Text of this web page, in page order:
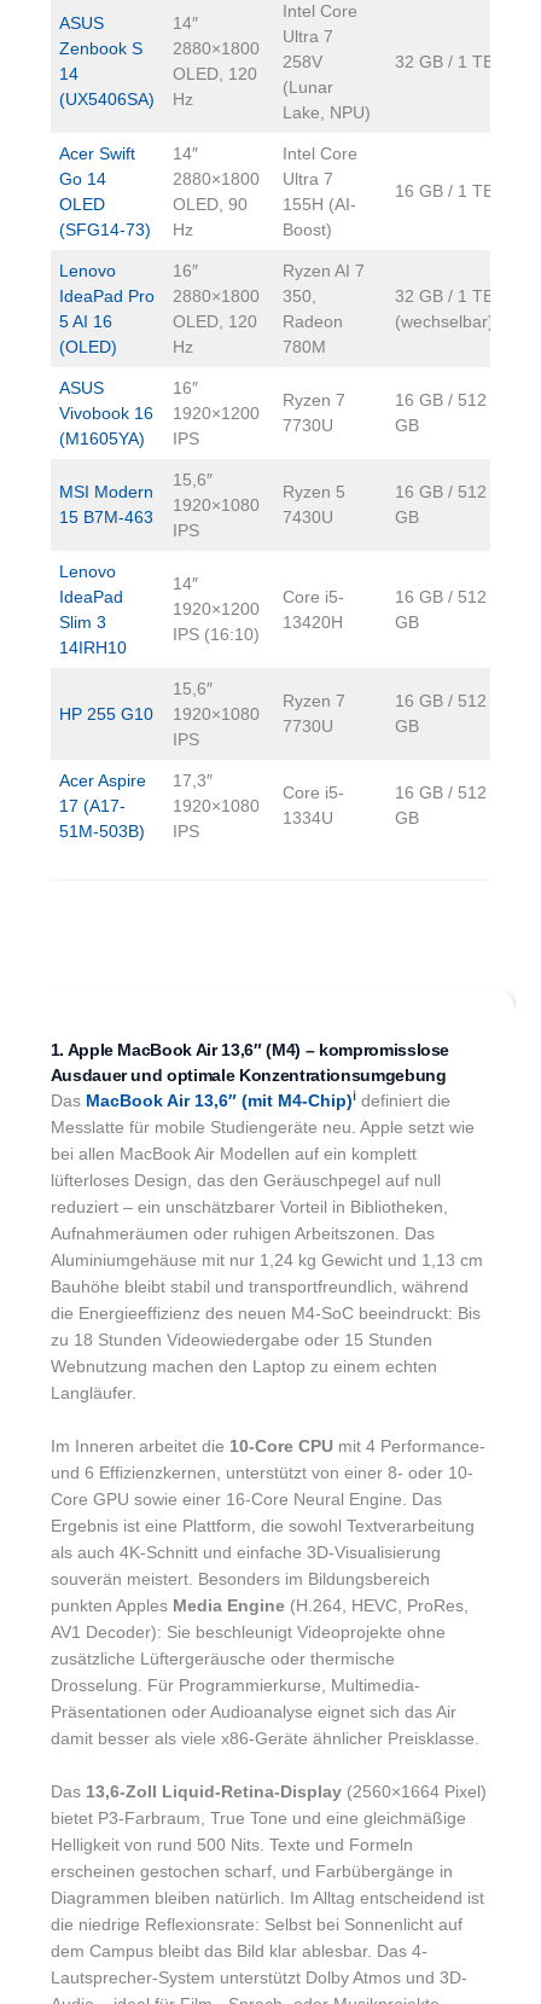
ASUS
Zenbook S
14
(UX5406SA)
14″
2880×1800
OLED, 120
Hz
Intel Core
Ultra 7
258V
(Lunar
Lake, NPU)
32 GB / 1 TB
Acer Swift
Go 14
OLED
(SFG14-73)
14″
2880×1800
OLED, 90
Hz
Intel Core
Ultra 7
155H (AI-
Boost)
16 GB / 1 TB
Lenovo
IdeaPad Pro
5 AI 16
(OLED)
16″
2880×1800
OLED, 120
Hz
Ryzen AI 7
350,
Radeon
780M
32 GB / 1 TB
(wechselbar)
ASUS
Vivobook 16
(M1605YA)
16″
1920×1200
IPS
Ryzen 7
7730U
16 GB / 512
GB
MSI Modern
15 B7M-463
15,6″
1920×1080
IPS
Ryzen 5
7430U
16 GB / 512
GB
Lenovo
IdeaPad
Slim 3
14IRH10
14″
1920×1200
IPS (16:10)
Core i5-
13420H
16 GB / 512
GB
HP 255 G10
15,6″
1920×1080
IPS
Ryzen 7
7730U
16 GB / 512
GB
Acer Aspire
17 (A17-
51M-503B)
17,3″
1920×1080
IPS
Core i5-
1334U
16 GB / 512
GB
1. Apple MacBook Air 13,6″ (M4) – kompromisslose
Ausdauer und optimale Konzentrationsumgebung
Das MacBook Air 13,6″ (mit M4-Chip)ℹ︎definiert die
Messlatte für mobile Studiengeräte neu. Apple setzt wie
bei allen MacBook Air Modellen auf ein komplett
lüfterloses Design, das den Geräuschpegel auf null
reduziert – ein unschätzbarer Vorteil in Bibliotheken,
Aufnahmeräumen oder ruhigen Arbeitszonen. Das
Aluminiumgehäuse mit nur 1,24 kg Gewicht und 1,13 cm
Bauhöhe bleibt stabil und transportfreundlich, während
die Energieeffizienz des neuen M4-SoC beeindruckt: Bis
zu 18 Stunden Videowiedergabe oder 15 Stunden
Webnutzung machen den Laptop zu einem echten
Langläufer.
Im Inneren arbeitet die 10-Core CPUmit 4 Performance-
und 6 Effizienzkernen, unterstützt von einer 8- oder 10-
Core GPU sowie einer 16-Core Neural Engine. Das
Ergebnis ist eine Plattform, die sowohl Textverarbeitung
als auch 4K-Schnitt und einfache 3D-Visualisierung
souverän meistert. Besonders im Bildungsbereich
punkten Apples Media Engine(H.264, HEVC, ProRes,
AV1 Decoder): Sie beschleunigt Videoprojekte ohne
zusätzliche Lüftergeräusche oder thermische
Drosselung. Für Programmierkurse, Multimedia-
Präsentationen oder Audioanalyse eignet sich das Air
damit besser als viele x86-Geräte ähnlicher Preisklasse.
Das 13,6-Zoll Liquid-Retina-Display(2560×1664 Pixel)
bietet P3-Farbraum, True Tone und eine gleichmäßige
Helligkeit von rund 500 Nits. Texte und Formeln
erscheinen gestochen scharf, und Farbübergänge in
Diagrammen bleiben natürlich. Im Alltag entscheidend ist
die niedrige Reflexionsrate: Selbst bei Sonnenlicht auf
dem Campus bleibt das Bild klar ablesbar. Das 4-
Lautsprecher-System unterstützt Dolby Atmos und 3D-